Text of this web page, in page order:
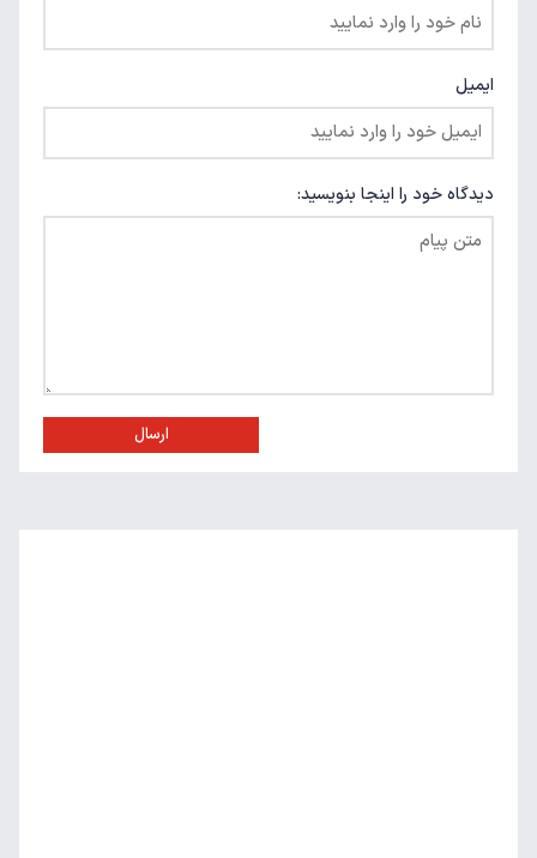
ایمیل
دیدگاه خود را اینجا بنویسید:
ارسال